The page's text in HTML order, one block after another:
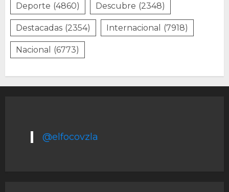
Deporte (4860) Descubre (2348)
Destacadas (2354) Internacional (7918)
Nacional (6773)
@elfocovzla